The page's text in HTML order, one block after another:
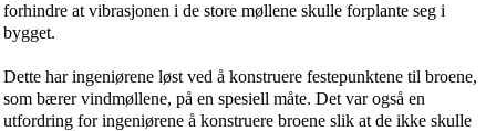
forhindre at vibrasjonen i de store møllene skulle forplante seg i
bygget.
Dette har ingeniørene løst ved å konstruere festepunktene til broene,
som bærer vindmøllene, på en spesiell måte. Det var også en
utfordring for ingeniørene å konstruere broene slik at de ikke skulle